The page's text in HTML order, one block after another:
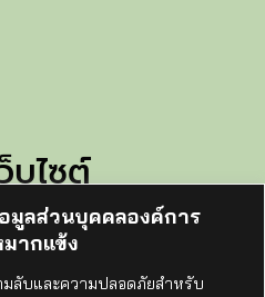
มูลส่วนบุคคลองค์การ
ากแข้ง
ลับและความปลอดภัยสำหรับ
บไซต์
105465